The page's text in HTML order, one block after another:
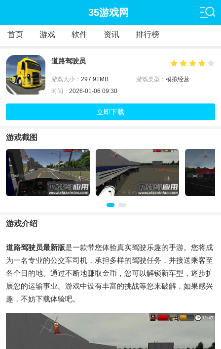
35游戏网
首页 游戏 软件 资讯 排行榜
道路驾驶员
游戏大小： 297.91MB 游戏类型： 模拟经营
时间： 2026-01-06 09:30
立即下载
游戏截图
游戏介绍
道路驾驶员最新版是一款带您体验真实驾驶乐趣的手游。您将成
为一名专业的公交车司机，承担多样的驾驶任务，并接送乘客至
各个目的地。通过不断地赚取金币，您可以解锁新车型，逐步扩
展您的运输事业。游戏中设有丰富的挑战等您来破解，如果感兴
趣，不妨下载体验吧。